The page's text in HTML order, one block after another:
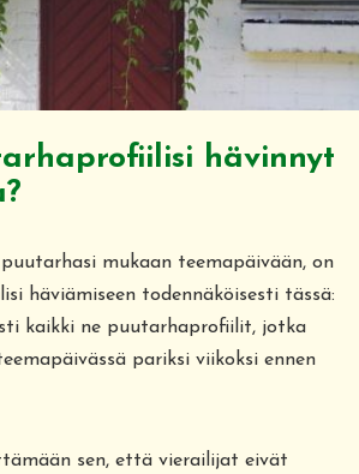
hävinnyt
mukaan teemapäivään, on
häviämiseen todennäköisesti tässä:
kaikki ne puutarhaprofiilit, jotka
pariksi viikoksi ennen
sen, että vierailijat eivät